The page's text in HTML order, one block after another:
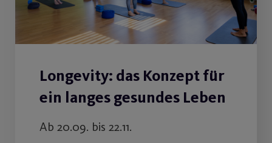
Longevity: das Konzept für
ein langes gesundes Leben
Ab 20.09. bis 22.11.